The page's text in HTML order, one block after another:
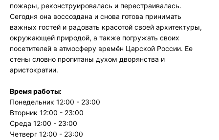
пожары, реконструировалась и перестраивалась.
Сегодня она воссоздана и снова готова принимать
важных гостей и радовать красотой своей архитектуры,
окружающей природой, а также погружать своих
посетителей в атмосферу времён Царской России. Ее
стены словно пропитаны духом дворянства и
аристократии.
Время работы:
Понедельник 12:00 - 23:00
Вторник 12:00 - 23:00
Среда 12:00 - 23:00
Четверг 12:00 - 23:00